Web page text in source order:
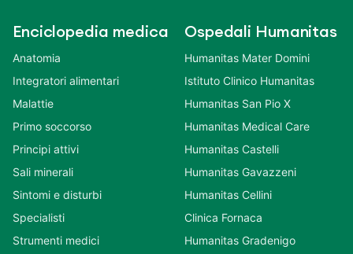
Enciclopedia medica
Anatomia
Integratori alimentari
Malattie
Primo soccorso
Principi attivi
Sali minerali
Sintomi e disturbi
Specialisti
Strumenti medici
Ospedali Humanitas
Humanitas Mater Domini
Istituto Clinico Humanitas
Humanitas San Pio X
Humanitas Medical Care
Humanitas Castelli
Humanitas Gavazzeni
Humanitas Cellini
Clinica Fornaca
Humanitas Gradenigo